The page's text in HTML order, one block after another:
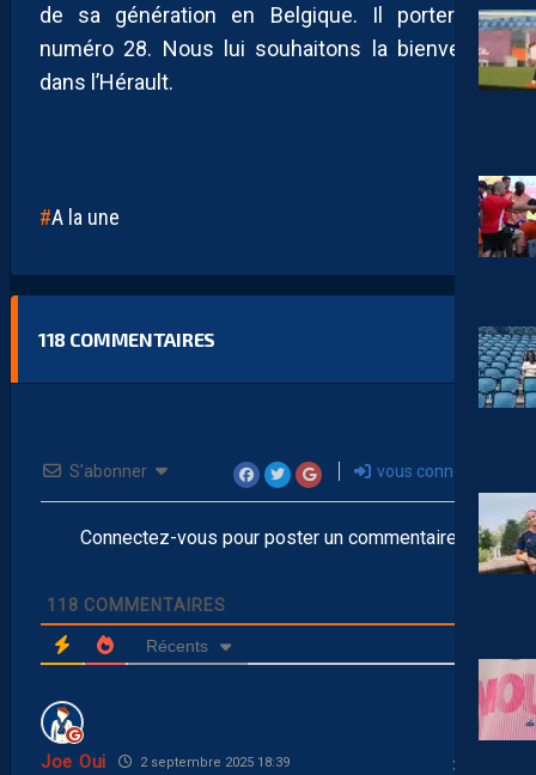
de sa génération en Belgique. Il portera le
numéro 28. Nous lui souhaitons la bienvenue
dans l’Hérault.
A la une
118 COMMENTAIRES
S’abonner vous connecter
Connectez-vous pour poster un commentaire
118 COMMENTAIRES
Récents
Joe Oui 2 septembre 2025 18:39